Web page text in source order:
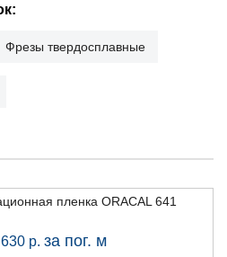
Фрезы твердосплавные
пленка ORACAL 641
630 р. за пог. м